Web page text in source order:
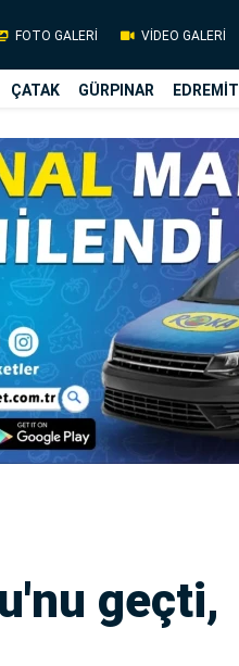
FOTO GALERİ VİDEO GALERİ
ÇATAK GÜRPINAR EDREMİT
geçti,